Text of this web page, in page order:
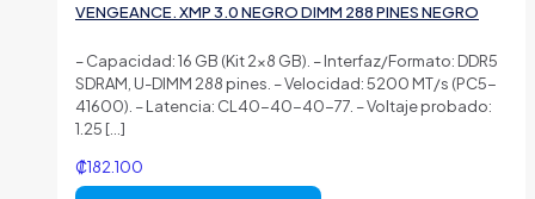
VENGEANCE. XMP 3.0 NEGRO DIMM 288 PINES NEGRO
– Capacidad: 16 GB (Kit 2×8 GB). – Interfaz/Formato: DDR5
SDRAM, U-DIMM 288 pines. – Velocidad: 5200 MT/s (PC5-
41600). – Latencia: CL40-40-40-77. – Voltaje probado:
1.25 […]
₡182.100